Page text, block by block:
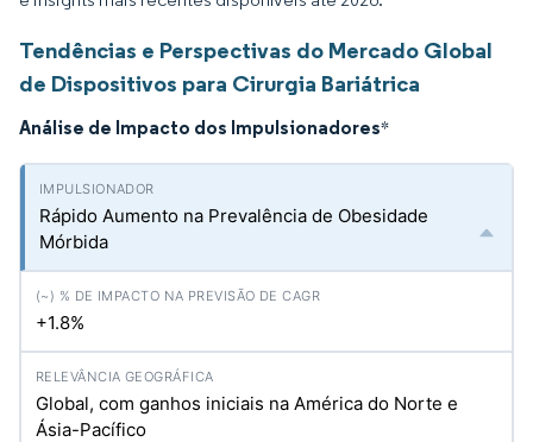
Tendências e Perspectivas do Mercado Global
de Dispositivos para Cirurgia Bariátrica
Análise de Impacto dos Impulsionadores*
Rápido Aumento na Prevalência de Obesidade
Mórbida
+1.8%
Global, com ganhos iniciais na América do Norte e
Ásia-Pacífico